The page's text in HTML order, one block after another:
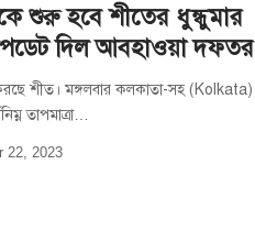
শুরু হবে শীতের ধুন্ধুমার
দিল আবহাওয়া দফতর
শীত। মঙ্গলবার কলকাতা-সহ (Kolkata)
তাপমাত্রা…
22, 2023